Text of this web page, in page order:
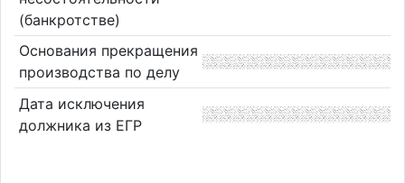
(банкротстве)
Основания прекращения
производства по делу
Дата исключения
должника из ЕГР